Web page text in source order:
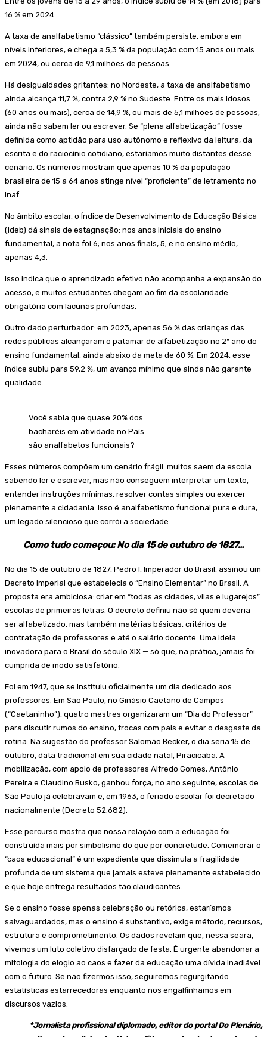
16 % em 2024.
A taxa de analfabetismo “clássico” também persiste, embora em
níveis inferiores, e chega a 5,3 % da população com 15 anos ou mais
em 2024, ou cerca de 9,1 milhões de pessoas.
Há desigualdades gritantes: no Nordeste, a taxa de analfabetismo
ainda alcança 11,7 %, contra 2,9 % no Sudeste. Entre os mais idosos
(60 anos ou mais), cerca de 14,9 %, ou mais de 5,1 milhões de pessoas,
ainda não sabem ler ou escrever. Se “plena alfabetização” fosse
definida como aptidão para uso autônomo e reflexivo da leitura, da
escrita e do raciocínio cotidiano, estaríamos muito distantes desse
cenário. Os números mostram que apenas 10 % da população
brasileira de 15 a 64 anos atinge nível “proficiente” de letramento no
Inaf.
No âmbito escolar, o Índice de Desenvolvimento da Educação Básica
(Ideb) dá sinais de estagnação: nos anos iniciais do ensino
fundamental, a nota foi 6; nos anos finais, 5; e no ensino médio,
apenas 4,3.
Isso indica que o aprendizado efetivo não acompanha a expansão do
acesso, e muitos estudantes chegam ao fim da escolaridade
obrigatória com lacunas profundas.
Outro dado perturbador: em 2023, apenas 56 % das crianças das
redes públicas alcançaram o patamar de alfabetização no 2º ano do
ensino fundamental, ainda abaixo da meta de 60 %. Em 2024, esse
índice subiu para 59,2 %, um avanço mínimo que ainda não garante
qualidade.
Você sabia que quase 20% dos
bacharéis em atividade no País
são analfabetos funcionais?
Esses números compõem um cenário frágil: muitos saem da escola
sabendo ler e escrever, mas não conseguem interpretar um texto,
entender instruções mínimas, resolver contas simples ou exercer
plenamente a cidadania. Isso é analfabetismo funcional pura e dura,
um legado silencioso que corrói a sociedade.
Como tudo começou: No dia 15 de outubro de 1827…
No dia 15 de outubro de 1827, Pedro I, Imperador do Brasil, assinou um
Decreto Imperial que estabelecia o “Ensino Elementar” no Brasil. A
proposta era ambiciosa: criar em “todas as cidades, vilas e lugarejos”
escolas de primeiras letras. O decreto definiu não só quem deveria
ser alfabetizado, mas também matérias básicas, critérios de
contratação de professores e até o salário docente. Uma ideia
inovadora para o Brasil do século XIX — só que, na prática, jamais foi
cumprida de modo satisfatório.
Foi em 1947, que se instituiu oficialmente um dia dedicado aos
professores. Em São Paulo, no Ginásio Caetano de Campos
(“Caetaninho”), quatro mestres organizaram um “Dia do Professor”
para discutir rumos do ensino, trocas com pais e evitar o desgaste da
rotina. Na sugestão do professor Salomão Becker, o dia seria 15 de
outubro, data tradicional em sua cidade natal, Piracicaba. A
mobilização, com apoio de professores Alfredo Gomes, Antônio
Pereira e Claudino Busko, ganhou força; no ano seguinte, escolas de
São Paulo já celebravam e, em 1963, o feriado escolar foi decretado
nacionalmente (Decreto 52.682).
Esse percurso mostra que nossa relação com a educação foi
construída mais por simbolismo do que por concretude. Comemorar o
“caos educacional” é um expediente que dissimula a fragilidade
profunda de um sistema que jamais esteve plenamente estabelecido
e que hoje entrega resultados tão claudicantes.
Se o ensino fosse apenas celebração ou retórica, estaríamos
salvaguardados, mas o ensino é substantivo, exige método, recursos,
estrutura e comprometimento. Os dados revelam que, nessa seara,
vivemos um luto coletivo disfarçado de festa. É urgente abandonar a
mitologia do elogio ao caos e fazer da educação uma dívida inadiável
com o futuro. Se não fizermos isso, seguiremos regurgitando
estatísticas estarrecedoras enquanto nos engalfinhamos em
discursos vazios.
*Jornalista profissional diplomado, editor do portal Do Plenário,